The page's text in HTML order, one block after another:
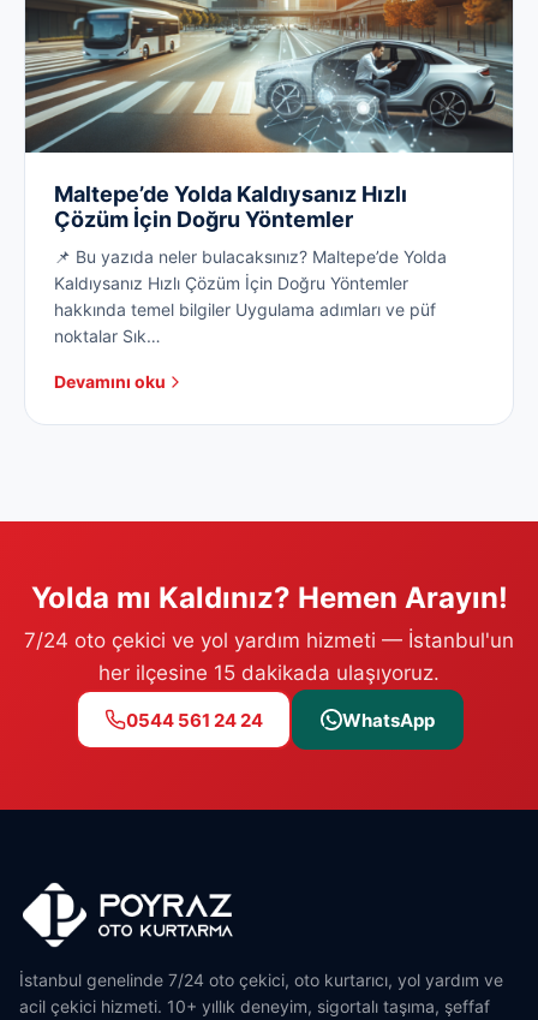
Maltepe’de Yolda Kaldıysanız Hızlı
Çözüm İçin Doğru Yöntemler
📌 Bu yazıda neler bulacaksınız? Maltepe’de Yolda
Kaldıysanız Hızlı Çözüm İçin Doğru Yöntemler
hakkında temel bilgiler Uygulama adımları ve püf
noktalar Sık…
Devamını oku
Yolda mı Kaldınız? Hemen Arayın!
7/24 oto çekici ve yol yardım hizmeti — İstanbul'un
her ilçesine 15 dakikada ulaşıyoruz.
0544 561 24 24 WhatsApp
İstanbul genelinde 7/24 oto çekici, oto kurtarıcı, yol yardım ve
acil çekici hizmeti. 10+ yıllık deneyim, sigortalı taşıma, şeffaf